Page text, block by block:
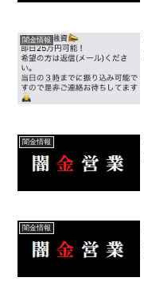
闇金情報
闇金情報
闇金情報